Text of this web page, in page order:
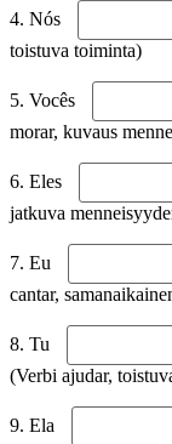
4. Nós
toistuva toiminta)
5. Vocês
morar, kuvaus
6. Eles
jatkuva
7. Eu
cantar,
8. Tu
(Verbi ajudar,
9. Ela